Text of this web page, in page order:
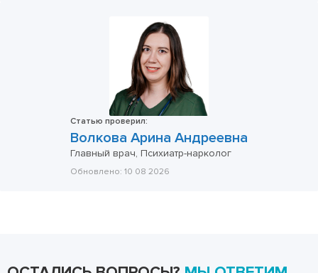
Статью проверил:
Волкова Арина Андреевна
Главный врач, Психиатр-нарколог
Обновлено: 10 08 2026